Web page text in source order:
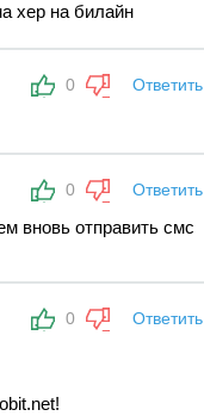
хер на билайн
0 Ответить
0 Ответить
вновь отправить смс
0 Ответить